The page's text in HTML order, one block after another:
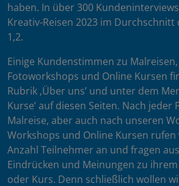
haben. In über 300
Kreativ-Reisen 2023 im
1,2.
Einige Kundenstimmen zu
Fotoworkshops und Online Kursen
Rubrik ‚Über uns’ und unter dem
Kurse’ auf diesen Seiten. Nach jeder
Malreise, aber auch nach unseren
Workshops und Online Kursen
Anzahl Teilnehmer an und fragen
Eindrücken und Meinungen zu
oder Kurs. Denn schließlich wollen